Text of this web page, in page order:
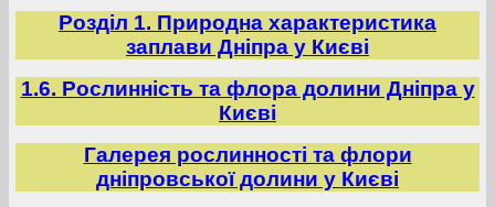
Розділ 1. Природна характеристика
заплави Дніпра у Києві
1.6. Рослинність та флора долини Дніпра у
Києві
Галерея рослинності та флори
дніпровської долини у Києві